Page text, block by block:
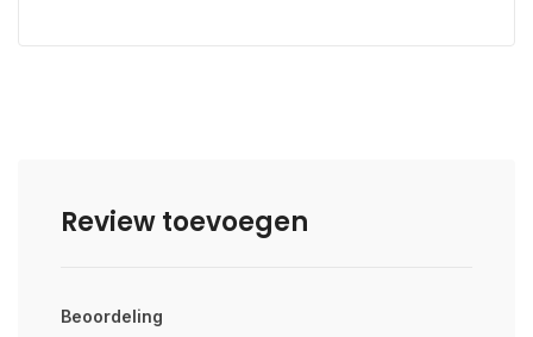
Review toevoegen
Beoordeling